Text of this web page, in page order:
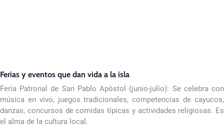
Ferias y eventos que dan vida a la isla
Feria Patronal de San Pablo Apóstol (junio-julio): Se celebra con
música en vivo, juegos tradicionales, competencias de cayucos,
danzas, concursos de comidas típicas y actividades religiosas. Es
el alma de la cultura local.